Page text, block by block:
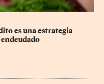
es una estrategia